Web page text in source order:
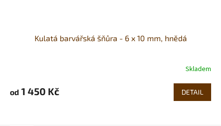
Kulatá barvářská šňůra - 6 x 10 mm, hnědá
Skladem
od 1 450 Kč DETAIL